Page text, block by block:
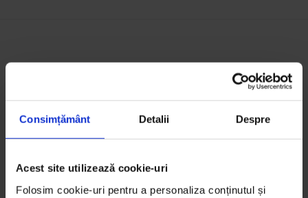
Consimțământ Detalii Despre
Acest site utilizează cookie-uri
Folosim cookie-uri pentru a personaliza conținutul și
S-ar putea să-ți mai placă: